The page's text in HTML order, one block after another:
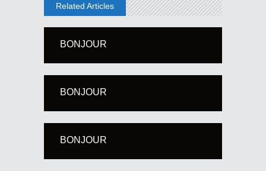
Related Articles
BONJOUR
BONJOUR
BONJOUR